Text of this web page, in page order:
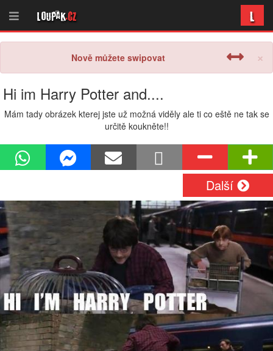
Loupak.cz L
×
Nově můžete swipovat
Hi im Harry Potter and....
Mám tady obrázek kterej jste už možná viděly ale ti co eště ne tak se
určitě koukněte!!
Další